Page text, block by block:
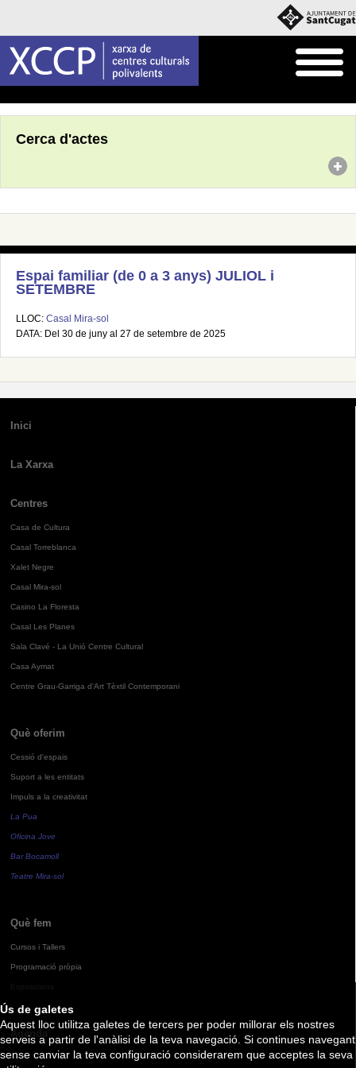
Ús de galetes
Aquest lloc utilitza galetes de tercers per poder millorar els nostres
serveis a partir de l'anàlisi de la teva navegació. Si continues navegant
sense canviar la teva configuració considerarem que acceptes la seva
Cerca d'actes
Espai familiar (de 0 a 3 anys) JULIOL i
SETEMBRE
LLOC: Casal Mira-sol
DATA: Del 30 de juny al 27 de setembre de 2025
Inici
La Xarxa
Centres
Casa de Cultura
Casal Torreblanca
Xalet Negre
Casal Mira-sol
Casino La Floresta
Casal Les Planes
Sala Clavé - La Unió Centre Cultural
Casa Aymat
Centre Grau-Garriga d'Art Tèxtil Contemporani
Què oferim
Cessió d'espais
Suport a les entitats
Impuls a la creativitat
La Pua
Oficina Jove
Bar Bocamoll
Teatre Mira-sol
Què fem
Cursos i Tallers
Programació pròpia
Agenda